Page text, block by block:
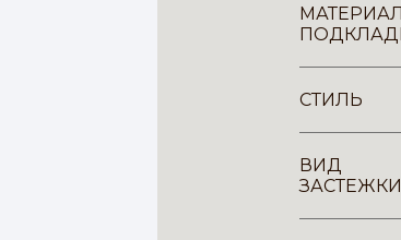
МАТЕРИАЛ
СТИЛЬ
ВИД
ЗАСТЕЖКИ